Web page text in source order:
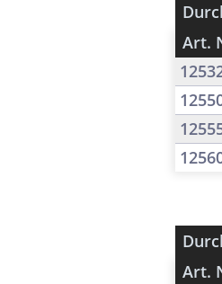
Art.
Art.